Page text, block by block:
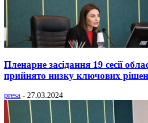
Пленарне засідання 19 сесії
прийнято низку ключових
presa - 27.03.2024